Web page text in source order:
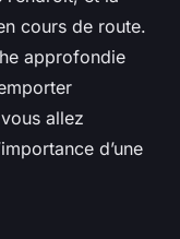
cours de route.
approfondie
allez
d’une